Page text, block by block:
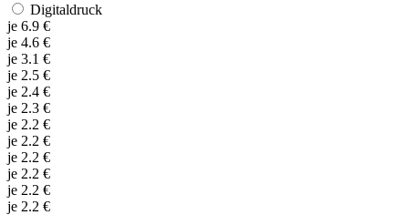
Digitaldruck
je 6.9 €
je 4.6 €
je 3.1 €
je 2.5 €
je 2.4 €
je 2.3 €
je 2.2 €
je 2.2 €
je 2.2 €
je 2.2 €
je 2.2 €
je 2.2 €